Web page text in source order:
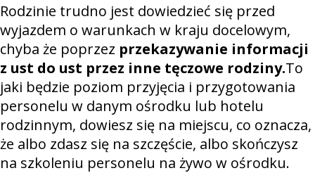
Rodzinie trudno jest dowiedzieć się przed
wyjazdem o warunkach w kraju docelowym,
chyba że poprzez przekazywanie informacji
z ust do ust przez inne tęczowe rodziny.To
jaki będzie poziom przyjęcia i przygotowania
personelu w danym ośrodku lub hotelu
rodzinnym, dowiesz się na miejscu, co oznacza,
że albo zdasz się na szczęście, albo skończysz
na szkoleniu personelu na żywo w ośrodku.